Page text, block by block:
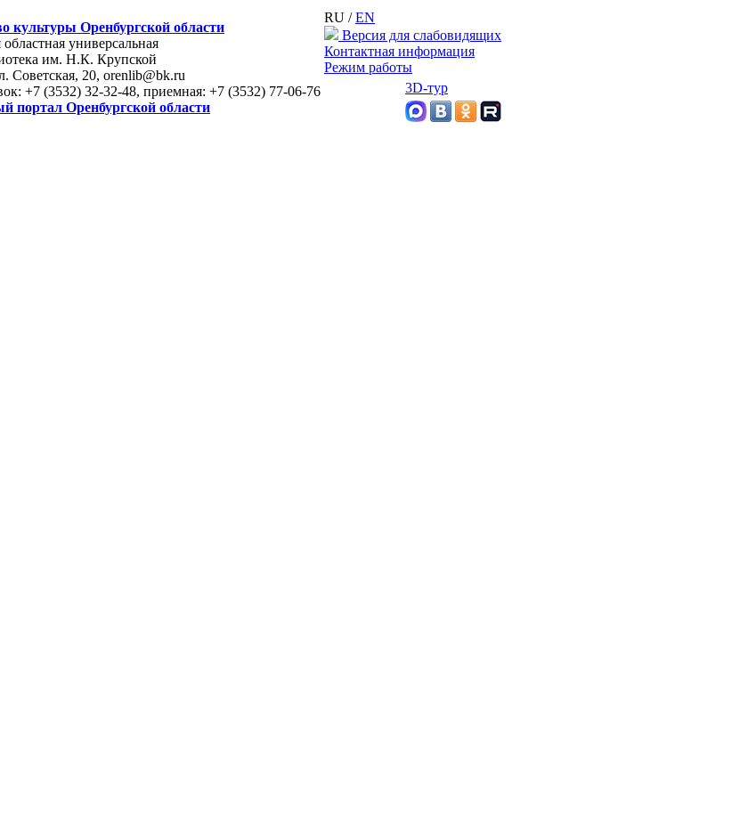
культуры Оренбургской области
универсальная
им. Н.К. Крупской
Советская, 20, orenlib@bk.ru
+7 (3532) 32-32-48, приемная: +7 (3532) 77-06-76
портал Оренбургской области
RU /EN
Версия для слабовидящих
Контактная информация
Режим работы
3D-тур